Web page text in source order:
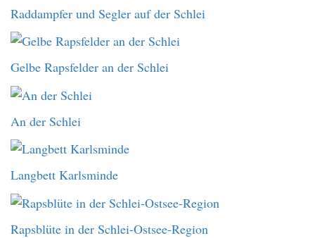
Raddampfer und Segler auf der Schlei
Gelbe Rapsfelder an der Schlei
An der Schlei
Langbett Karlsminde
Rapsblüte in der Schlei-Ostsee-Region